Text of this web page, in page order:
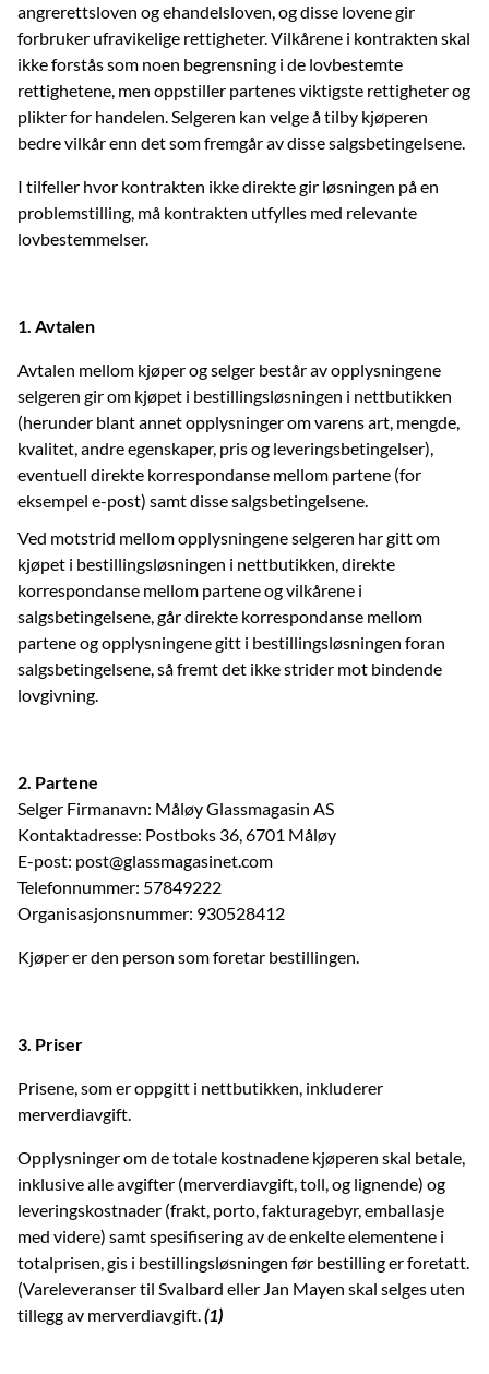
angrerettsloven og ehandelsloven, og disse lovene gir
forbruker ufravikelige rettigheter. Vilkårene i kontrakten skal
ikke forstås som noen begrensning i de lovbestemte
rettighetene, men oppstiller partenes viktigste rettigheter og
plikter for handelen. Selgeren kan velge å tilby kjøperen
bedre vilkår enn det som fremgår av disse salgsbetingelsene.
I tilfeller hvor kontrakten ikke direkte gir løsningen på en
problemstilling, må kontrakten utfylles med relevante
lovbestemmelser.
1. Avtalen
Avtalen mellom kjøper og selger består av opplysningene
selgeren gir om kjøpet i bestillingsløsningen i nettbutikken
(herunder blant annet opplysninger om varens art, mengde,
kvalitet, andre egenskaper, pris og leveringsbetingelser),
eventuell direkte korrespondanse mellom partene (for
eksempel e-post) samt disse salgsbetingelsene.
Ved motstrid mellom opplysningene selgeren har gitt om
kjøpet i bestillingsløsningen i nettbutikken, direkte
korrespondanse mellom partene og vilkårene i
salgsbetingelsene, går direkte korrespondanse mellom
partene og opplysningene gitt i bestillingsløsningen foran
salgsbetingelsene, så fremt det ikke strider mot bindende
lovgivning.
2. Partene
Selger Firmanavn: Måløy Glassmagasin AS
Kontaktadresse: Postboks 36, 6701 Måløy
E-post: post@glassmagasinet.com
Telefonnummer: 57849222
Organisasjonsnummer: 930528412
Kjøper er den person som foretar bestillingen.
3. Priser
Prisene, som er oppgitt i nettbutikken, inkluderer
merverdiavgift.
Opplysninger om de totale kostnadene kjøperen skal betale,
inklusive alle avgifter (merverdiavgift, toll, og lignende) og
leveringskostnader (frakt, porto, fakturagebyr, emballasje
med videre) samt spesifisering av de enkelte elementene i
totalprisen, gis i bestillingsløsningen før bestilling er foretatt.
(Vareleveranser til Svalbard eller Jan Mayen skal selges uten
tillegg av merverdiavgift.(1)